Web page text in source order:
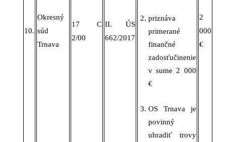
10.
Okresný
súd
Trnava
17 C
2/00
II. ÚS
662/2017
priznáva
primerané
finančné
zadosťučinenie
v sume 2 000
€
OS Trnava je
povinný
uhradiť trovy
2
000
€